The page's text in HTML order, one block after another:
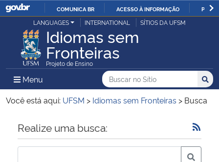
IR
PARA
O
COMUNICA BR ACESSO À INFORMAÇÃO
Ministério da Justiça e Segurança Pública
Ministério da Defesa
Ministério das Relações Exteriores
Ministério da Economia
Ministério da Infraestrutura
LANGUAGES INTERNATIONAL SÍTIOS DA UFSM
Idiomas sem
Fronteiras
Projeto de Ensino
Menu Menu Principal do Sítio
Busca
Buscar no no Sítio
Busca:
Você está aqui: UFSM > Idiomas sem Fronteiras > Busca
Início do conteúdo
Realize uma busca: